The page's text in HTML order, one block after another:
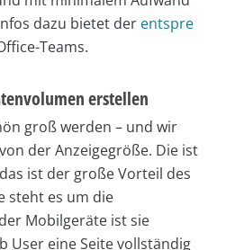
dazu bietet der entspre
Teams.
erstellen
groß werden – und wir
der Anzeigegröße. Die ist
ist der große Vorteil des
steht es um die
Mobilgeräte ist sie
User eine Seite vollständig